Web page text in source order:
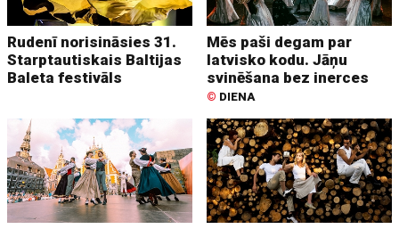
Rudenī norisināsies 31.
Starptautiskais Baltijas
Baleta festivāls
Mēs paši degam par
latvisko kodu. Jāņu
svinēšana bez inerces
© DIENA